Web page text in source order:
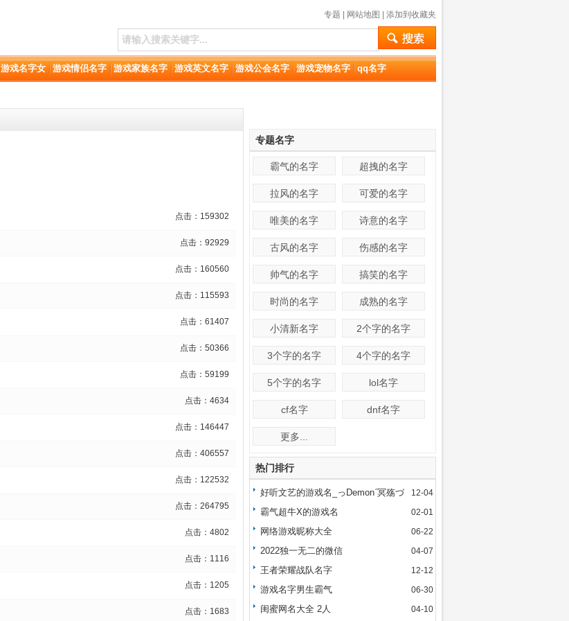
专题 网站地图 添加到收藏夹
游戏名字女 游戏情侣名字 游戏家族名字 游戏英文名字 游戏公会名字 游戏宠物名字 qq名字
点击：159302
点击：92929
点击：160560
点击：115593
点击：61407
点击：50366
点击：59199
点击：4634
点击：146447
点击：406557
点击：122532
点击：264795
点击：4802
点击：1116
点击：1205
点击：1683
专题名字
霸气的名字 超拽的名字
拉风的名字 可爱的名字
唯美的名字 诗意的名字
古风的名字 伤感的名字
帅气的名字 搞笑的名字
时尚的名字 成熟的名字
小清新名字 2个字的名字
3个字的名字 4个字的名字
5个字的名字 lol名字
cf名字 dnf名字
更多...
热门排行
12-04
好听文艺的游戏名_っDemonˊ冥殇づ
02-01
霸气超牛X的游戏名
06-22
网络游戏昵称大全
04-07
2022独一无二的微信
12-12
王者荣耀战队名字
06-30
游戏名字男生霸气
04-10
闺蜜网名大全 2人